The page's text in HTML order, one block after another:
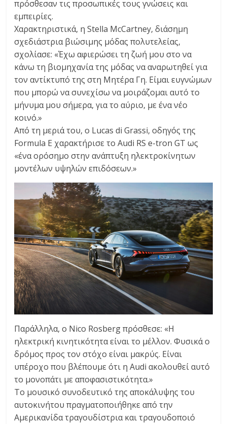
πρόσθεσαν τις προσωπικές τους γνώσεις και
εμπειρίες.
Χαρακτηριστικά, η Stella McCartney, διάσημη
σχεδιάστρια βιώσιμης μόδας πολυτελείας,
σχολίασε: «Έχω αφιερώσει τη ζωή μου στο να
κάνω τη βιομηχανία της μόδας να αναρωτηθεί για
τον αντίκτυπό της στη Μητέρα Γη. Είμαι ευγνώμων
που μπορώ να συνεχίσω να μοιράζομαι αυτό το
μήνυμα μου σήμερα, για το αύριο, με ένα νέο
κοινό.»
Από τη μεριά του, ο Lucas di Grassi, οδηγός της
Formula E χαρακτήρισε το Audi RS e-tron GT ως
«ένα ορόσημο στην ανάπτυξη ηλεκτροκίνητων
μοντέλων υψηλών επιδόσεων.»
Παράλληλα, ο Nico Rosberg πρόσθεσε: «Η
ηλεκτρική κινητικότητα είναι το μέλλον. Φυσικά ο
δρόμος προς τον στόχο είναι μακρύς. Είναι
υπέροχο που βλέπουμε ότι η Audi ακολουθεί αυτό
το μονοπάτι με αποφασιστικότητα.»
Το μουσικό συνοδευτικό της αποκάλυψης του
αυτοκινήτου πραγματοποιήθηκε από την
Αμερικανίδα τραγουδίστρια και τραγουδοποιό